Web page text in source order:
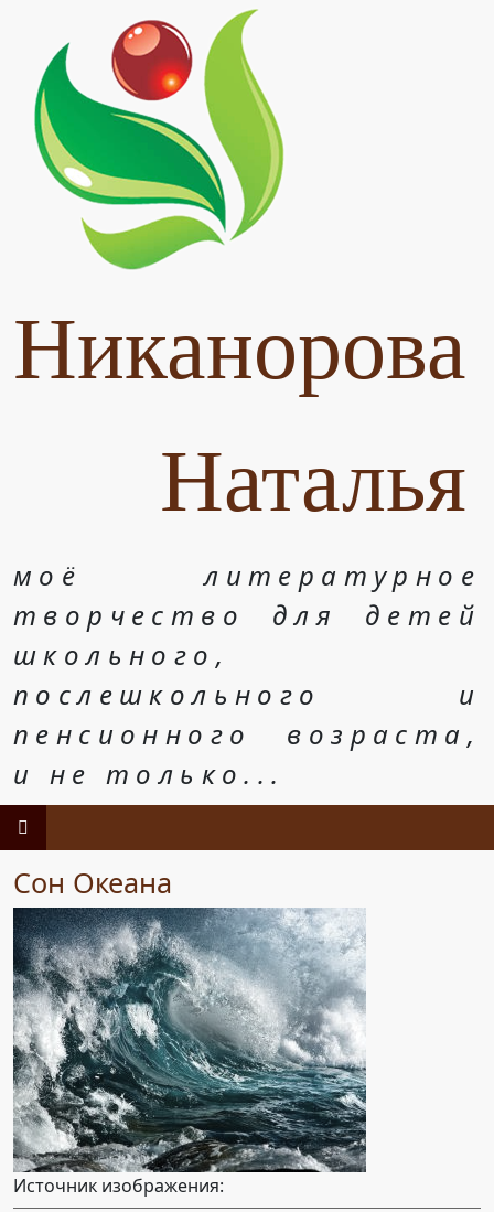
Никанорова
Наталья
моё литературное
творчество для детей
школьного,
послешкольного и
пенсионного возраста,
и не только...
Сон Океана
Источник изображения: